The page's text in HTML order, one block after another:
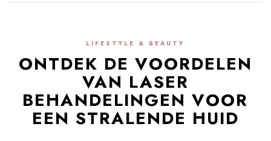
LIFESTYLE & BEAUTY
ONTDEK DE VOORDELEN
VAN LASER
BEHANDELINGEN VOOR
EEN STRALENDE HUID